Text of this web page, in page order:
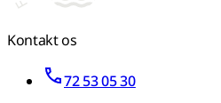
Kontakt os
72 53 05 30